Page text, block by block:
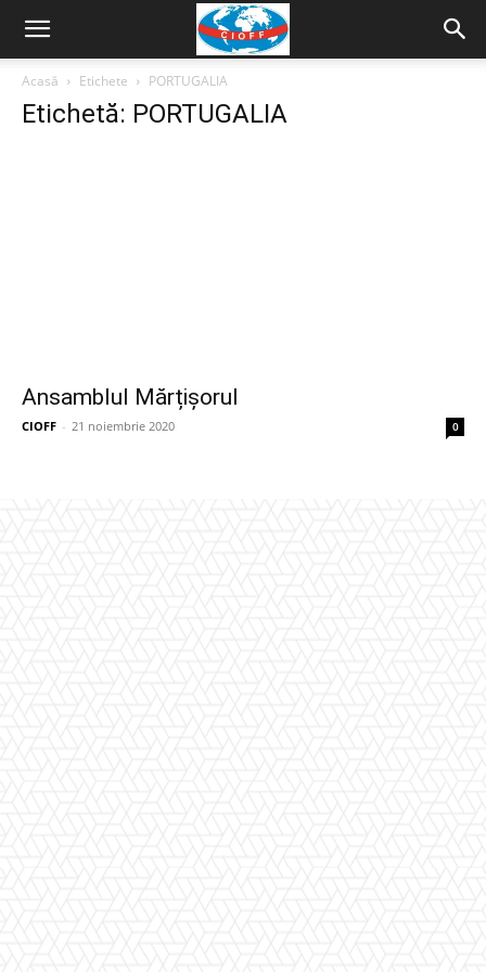
Acasă Etichete PORTUGALIA
Etichetă: PORTUGALIA
Ansamblul Mărțișorul
CIOFF - 21 noiembrie 2020 0